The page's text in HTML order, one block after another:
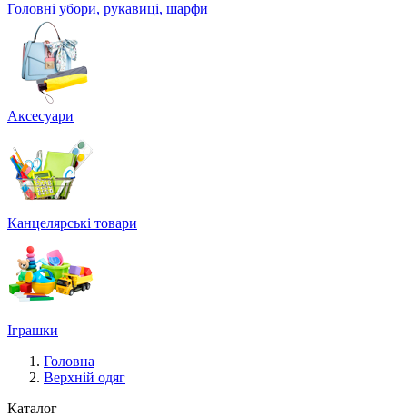
Головні убори, рукавиці, шарфи
Аксесуари
Канцелярські товари
Іграшки
Головна
Верхній одяг
Каталог